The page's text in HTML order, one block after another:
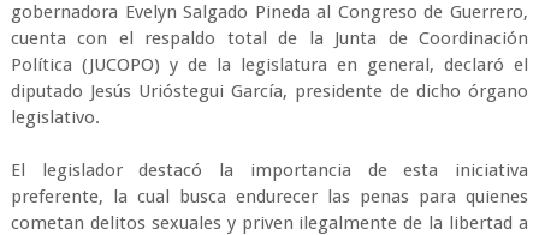
gobernadora Evelyn Salgado Pineda al Congreso de Guerrero,
cuenta con el respaldo total de la Junta de Coordinación
Política (JUCOPO) y de la legislatura en general, declaró el
diputado Jesús Urióstegui García, presidente de dicho órgano
legislativo.
El legislador destacó la importancia de esta iniciativa
preferente, la cual busca endurecer las penas para quienes
cometan delitos sexuales y priven ilegalmente de la libertad a